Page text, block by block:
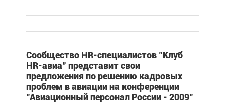
Сообщество HR-специалистов "Клуб
HR-авиа" представит свои
предложения по решению кадровых
проблем в авиации на конференции
"Авиационный персонал России - 2009"